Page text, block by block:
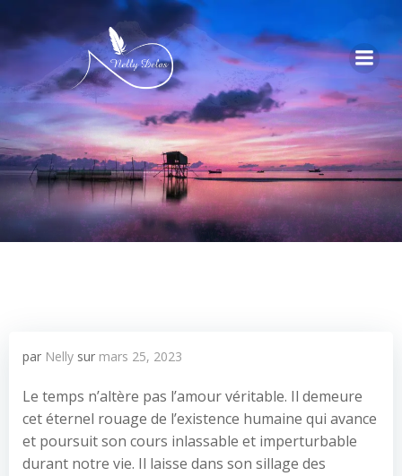
par Nelly sur mars 25, 2023
Le temps n’altère pas l’amour véritable. Il demeure
cet éternel rouage de l’existence humaine qui avance
et poursuit son cours inlassable et imperturbable
durant notre vie. Il laisse dans son sillage des